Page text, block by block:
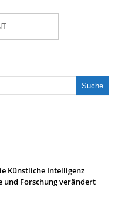
Künstliche Intelligenz
und Forschung verändert